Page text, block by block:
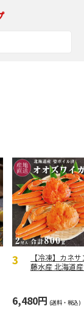
【冷凍】カネ
藤水産 北海道
6,480円 (送料・税込)